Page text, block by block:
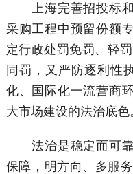
上海完善招投标和
采购工程中预留份额
定行政处罚免罚、轻
同罚，又严防逐利性
化、国际化一流营商
大市场建设的法治底色
法治是稳定而可靠
保障，明方向、多服